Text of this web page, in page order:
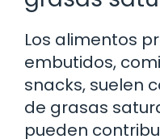
Los alimentos
embutidos,
snacks, suelen
de grasas
pueden